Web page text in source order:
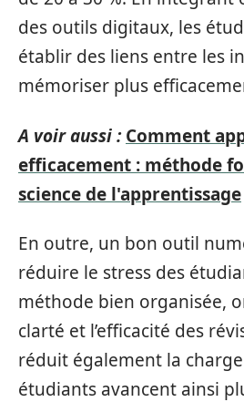
des outils digitaux, les
établir des liens entre les
mémoriser plus
A voir aussi : Comment
efficacement : méthode
science de l'apprentissage
En outre, un bon outil
réduire le stress des
méthode bien organisée,
clarté et l’efficacité des
réduit également la
étudiants avancent ainsi